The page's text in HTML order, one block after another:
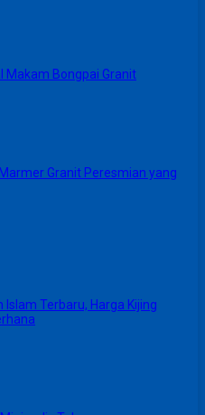
Makam Bongpai Granit
Granit Peresmian yang
Terbaru, Harga Kijing